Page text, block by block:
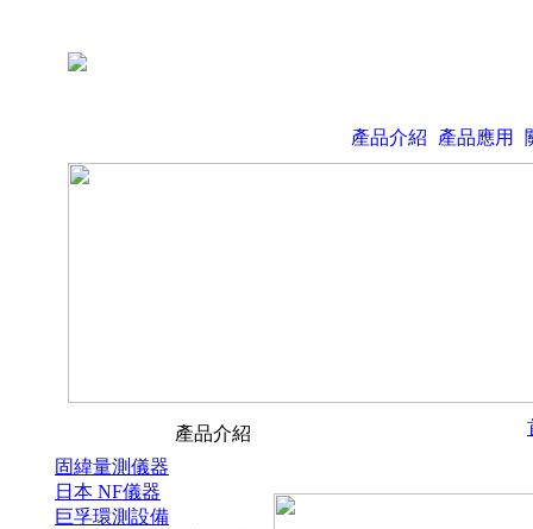
產品介紹 產品應用
產品介紹
固緯量測儀器
日本 NF儀器
巨孚環測設備